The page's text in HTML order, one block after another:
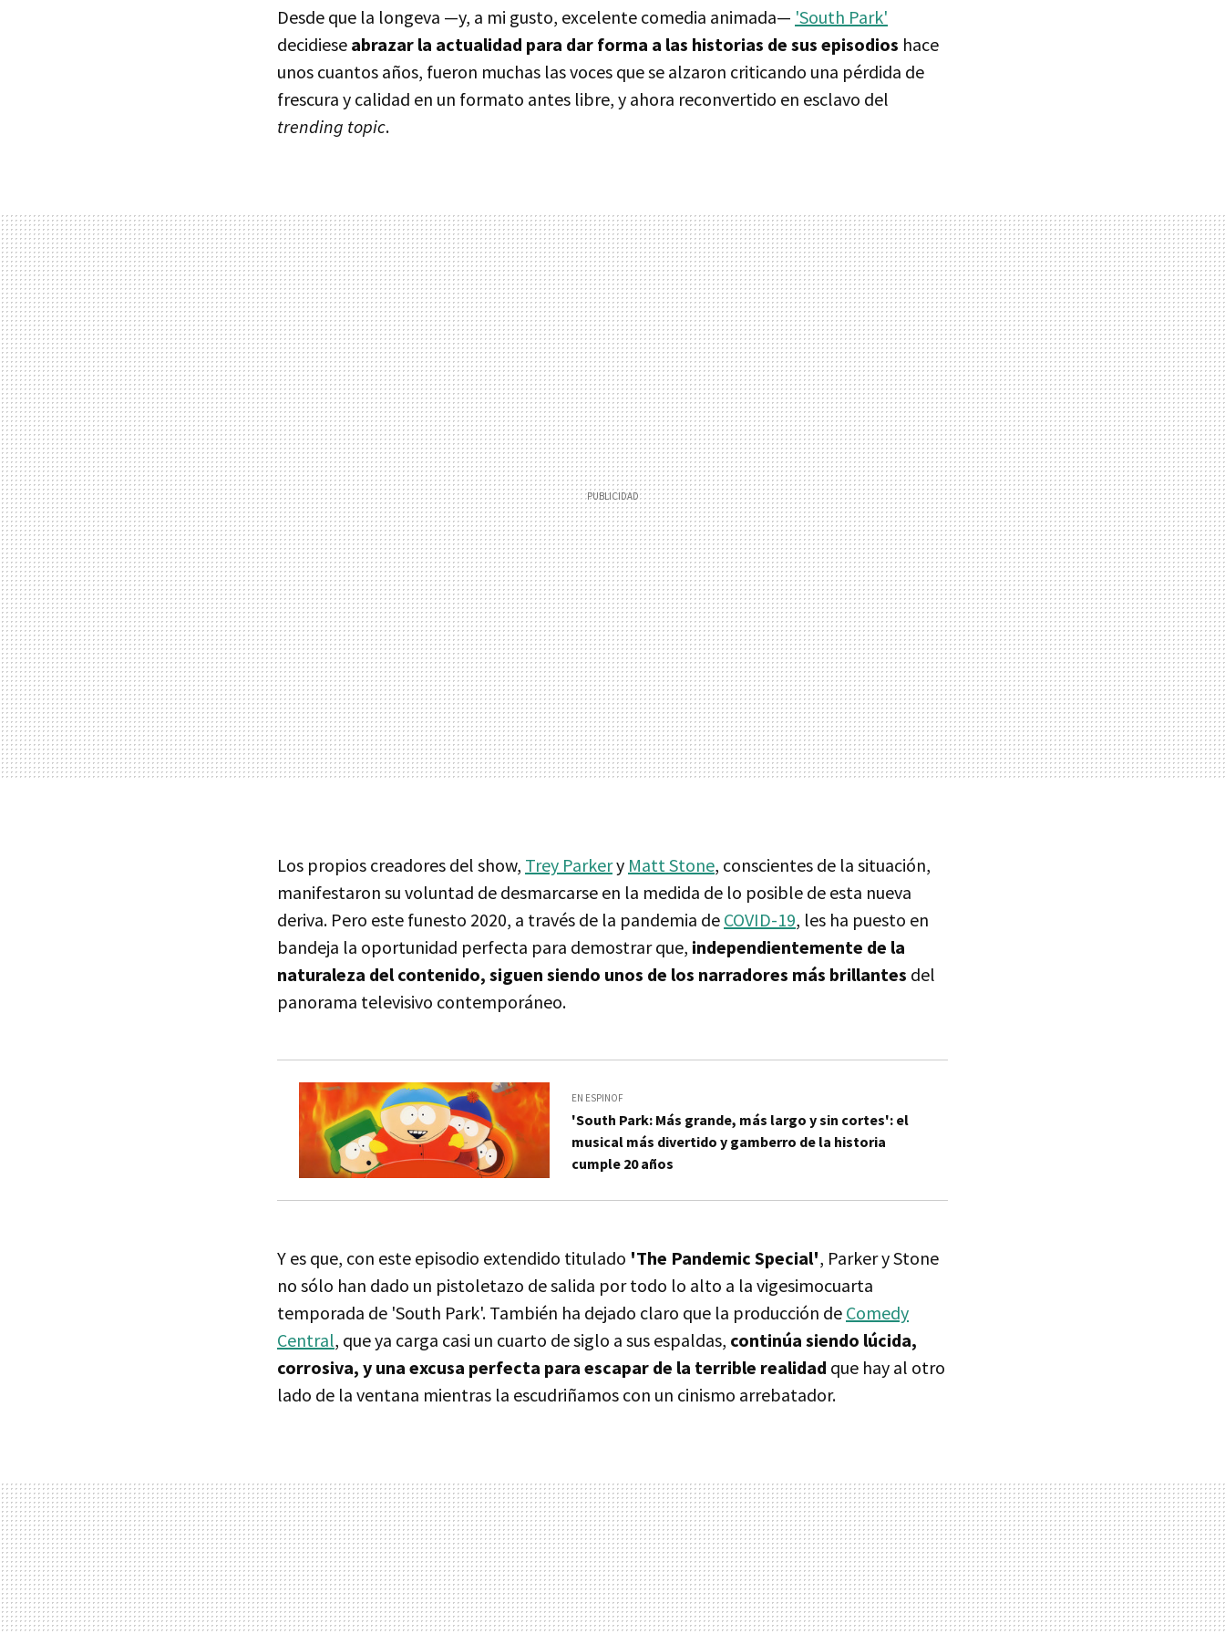
Desde que la longeva —y, a mi gusto, excelente comedia animada— 'South Park'
decidiese abrazar la actualidad para dar forma a las historias de sus episodios hace
unos cuantos años, fueron muchas las voces que se alzaron criticando una pérdida de
frescura y calidad en un formato antes libre, y ahora reconvertido en esclavo del
trending topic.
Los propios creadores del show, Trey Parkery Matt Stone, conscientes de la situación,
manifestaron su voluntad de desmarcarse en la medida de lo posible de esta nueva
deriva. Pero este funesto 2020, a través de la pandemia de COVID-19, les ha puesto en
bandeja la oportunidad perfecta para demostrar que, independientemente de la
naturaleza del contenido, siguen siendo unos de los narradores más brillantes del
panorama televisivo contemporáneo.
EN ESPINOF
'South Park: Más grande, más largo y sin cortes': el
musical más divertido y gamberro de la historia
cumple 20 años
Y es que, con este episodio extendido titulado 'The Pandemic Special', Parker y Stone
no sólo han dado un pistoletazo de salida por todo lo alto a la vigesimocuarta
temporada de 'South Park'. También ha dejado claro que la producción de Comedy
Central, que ya carga casi un cuarto de siglo a sus espaldas, continúa siendo lúcida,
corrosiva, y una excusa perfecta para escapar de la terrible realidad que hay al otro
lado de la ventana mientras la escudriñamos con un cinismo arrebatador.